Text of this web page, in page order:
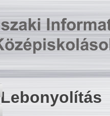
Lebonyolítás